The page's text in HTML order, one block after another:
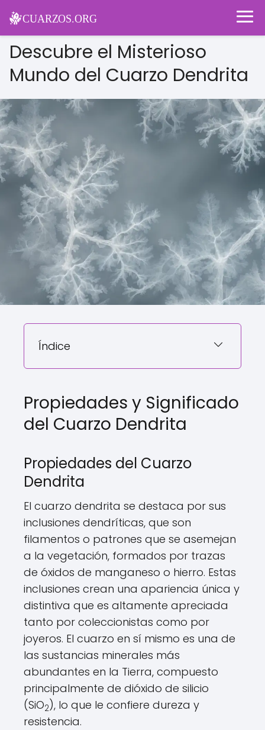
Descubre el Misterioso
Mundo del Cuarzo Dendrita
Índice
Propiedades y Significado
del Cuarzo Dendrita
Propiedades del Cuarzo
Dendrita
El cuarzo dendrita se destaca por sus
inclusiones dendríticas, que son
filamentos o patrones que se asemejan
a la vegetación, formados por trazas
de óxidos de manganeso o hierro. Estas
inclusiones crean una apariencia única y
distintiva que es altamente apreciada
tanto por coleccionistas como por
joyeros. El cuarzo en sí mismo es una de
las sustancias minerales más
abundantes en la Tierra, compuesto
principalmente de dióxido de silicio
(SiO2), lo que le confiere dureza y
resistencia.